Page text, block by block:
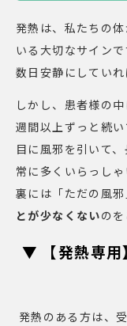
発熱は、私たちの
いる大切なサイン
数日安静にしていれ
しかし、患者様の
週間以上ずっと続
目に風邪を引いて
常に多くいらっし
裏には「ただの風邪
とが少なくないの
▼ 【発熱専用
発熱のある方は、